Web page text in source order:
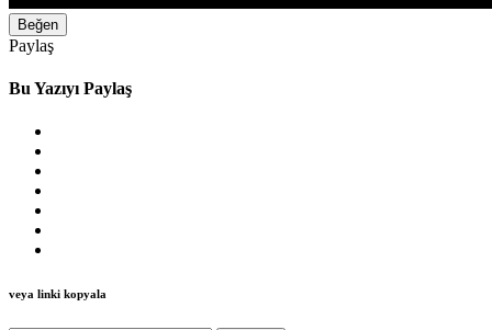
Beğen
Paylaş
Bu Yazıyı Paylaş
veya linki kopyala